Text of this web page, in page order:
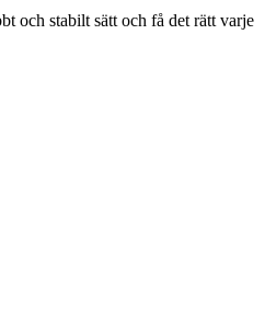
och stabilt sätt och få det rätt varje